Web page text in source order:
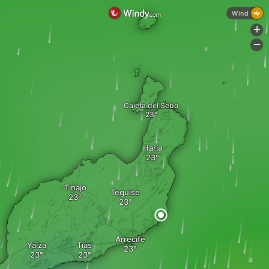
Tinajo
Tías
Arrecife
Haría
Teguise
Caleta del Sebo
Yaiza
Wind
+
-